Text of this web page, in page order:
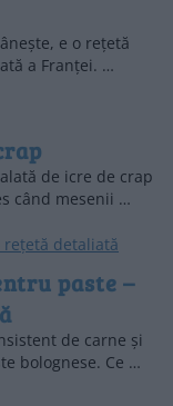
e o reţetă
a Franţei. …
de icre de crap
când mesenii …
paste –
de carne și
bolognese. Ce …